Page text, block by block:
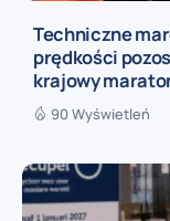
Techniczne
prędkości
krajowy
90 Wyświetleń